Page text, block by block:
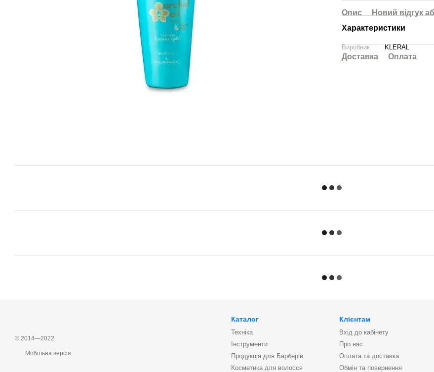
Опис
Новий відгук
Характеристики
Виробник KLERAL
Доставка Оплата
© 2014—2022
Мобільна версія
Каталог
Техніка
Інструменти
Продукція для Барберів
Косметика для волосся
Клієнтам
Вхід до кабінету
Про нас
Оплата та доставка
Обмін та повернення